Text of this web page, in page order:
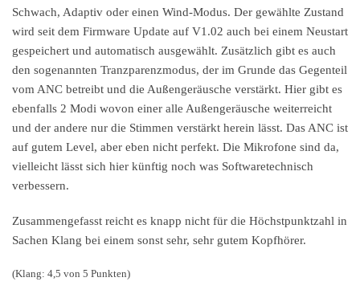
Schwach, Adaptiv oder einen Wind-Modus. Der gewählte Zustand
wird seit dem Firmware Update auf V1.02 auch bei einem Neustart
gespeichert und automatisch ausgewählt. Zusätzlich gibt es auch
den sogenannten Tranzparenzmodus, der im Grunde das Gegenteil
vom ANC betreibt und die Außengeräusche verstärkt. Hier gibt es
ebenfalls 2 Modi wovon einer alle Außengeräusche weiterreicht
und der andere nur die Stimmen verstärkt herein lässt. Das ANC ist
auf gutem Level, aber eben nicht perfekt. Die Mikrofone sind da,
vielleicht lässt sich hier künftig noch was Softwaretechnisch
verbessern.
Zusammengefasst reicht es knapp nicht für die Höchstpunktzahl in
Sachen Klang bei einem sonst sehr, sehr gutem Kopfhörer.
(Klang: 4,5 von 5 Punkten)